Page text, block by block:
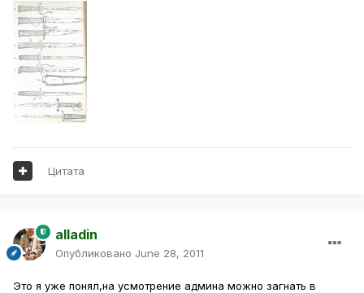
Цитата
alladin
Опубликовано June 28, 2011
Это я уже понял,на усмотрение админа можно загнать в